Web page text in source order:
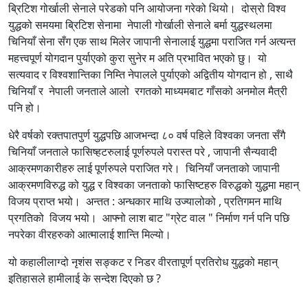
ब्रिटिश गोर्खाली सेनाले परेडको पनि आयोजना गरेको थियो। दोस्रो विश्व
युद्धको समयमा ब्रिटिश सेनामा नेपाली गोर्खाली सेनाले बर्मा युद्धस्थलमा
चिनियाँ सेना सँग एक साथ मिलेर जापानी सेनालाई युद्धमा पराजित गर्न अत्यन्त
महत्त्वपूर्ण योगदान पुर्याएको कुरा सुनेर म अति प्रभावित भएको छु। यो
सत्यवाद र विश्वशान्तिका निम्ति नेपालले पुर्याएको अद्वितीय योगदान हो , साथै
चिनियाँ र नेपाली जनताले आलो रगतको माध्यमबाट गाँसको अनमोल मैत्री
पनि हो।
धेरै वर्षको रक्तपातपुर्ण युद्धपछि आजभन्दा ८० वर्ष पहिले विश्वका जनता सँगै
चिनियाँ जनताले फासिष्हटरुलाई पूर्णरुपले परास्त परे , जापानी सैन्यवादी
आक्रमणकारीहरु लाई पूर्णरुपले पराजित गरे। चिनियाँ जनताको जापानी
आक्रमणविरुद्ध को युद्ध र विश्वका जनताको फासिष्टहरु विरुद्धको युद्धमा महान्
विजय प्राप्त भयो। अन्तत : अन्धकार माथि उज्यालोको , प्रतिगमन माथि
प्रगतिको विजय भयो। आफ्नो लाश बाट "ग्रेट वाल " निर्माण गर्न पनि पछि
नपरेका वीरहरुको आत्मालाई शान्ति मिल्यो।
यो कहालीलाग्दो नृशंस सङ्कट र निडर वीरतापूर्ण प्रतिरोध युद्धको महान्
इतिहासले हामीलाई के सन्देश दिएको छ ?